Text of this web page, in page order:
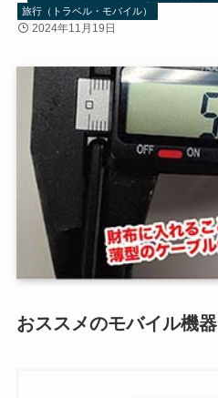
旅行（トラベル・モバイル）
2024年11月19日
おススメのモバイル機器